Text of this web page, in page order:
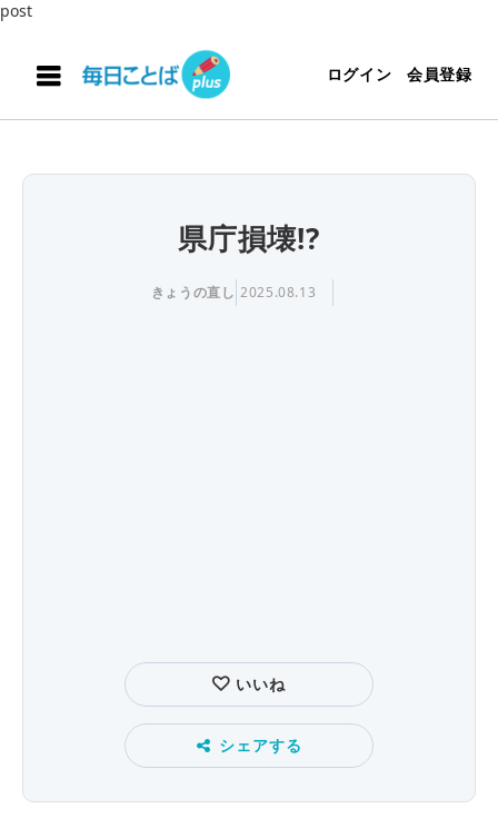
post
ログイン 会員登録
県庁損壊!?
きょうの直し 2025.08.13
いいね
シェアする